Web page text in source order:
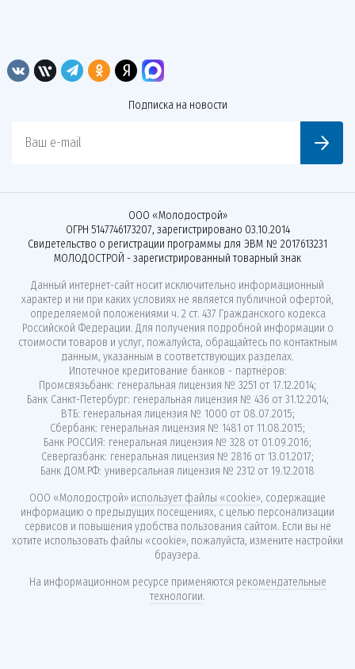
Подписка на новости
Ваш e-mail
ООО «Молодострой»
ОГРН 5147746173207, зарегистрировано 03.10.2014
Свидетельство о регистрации программы для ЭВМ № 2017613231
МОЛОДОСТРОЙ - зарегистрированный товарный знак
Данный интернет-сайт носит исключительно информационный
характер и ни при каких условиях не является публичной офертой,
определяемой положениями ч. 2 ст. 437 Гражданского кодекса
Российской Федерации. Для получения подробной информации о
стоимости товаров и услуг, пожалуйста, обращайтесь по контактным
данным, указанным в соответствующих разделах.
Ипотечное кредитование банков - партнёров:
Промсвязьбанк: генеральная лицензия № 3251 от 17.12.2014;
Банк Санкт-Петербург: генеральная лицензия № 436 от 31.12.2014;
ВТБ: генеральная лицензия № 1000 от 08.07.2015;
Сбербанк: генеральная лицензия № 1481 от 11.08.2015;
Банк РОССИЯ: генеральная лицензия № 328 от 01.09.2016;
Севергазбанк: генеральная лицензия № 2816 от 13.01.2017;
Банк ДОМ.РФ: универсальная лицензия № 2312 от 19.12.2018
ООО «Молодострой» использует файлы «cookie», содержащие
информацию о предыдущих посещениях, с целью персонализации
сервисов и повышения удобства пользования сайтом. Если вы не
хотите использовать файлы «cookie», пожалуйста, измените настройки
браузера.
На информационном ресурсе применяются рекомендательные
технологии.